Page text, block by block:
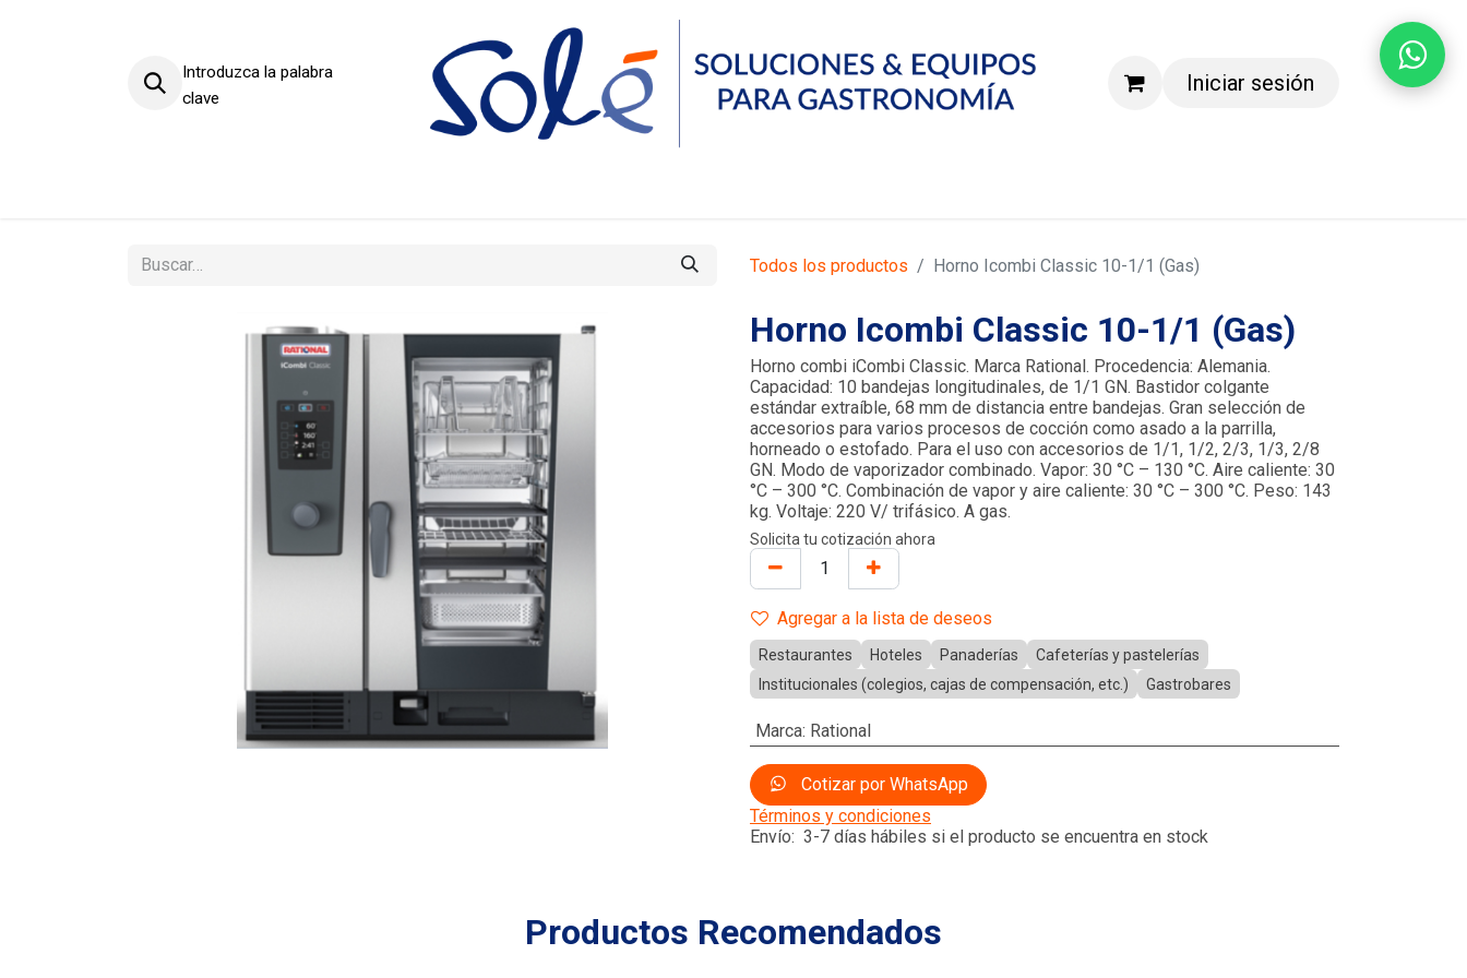
Introduzca la palabra
clave
Iniciar sesión
Todos los productos Horno Icombi Classic 10-1/1 (Gas)
Horno Icombi Classic 10-1/1 (Gas)
Horno combi iCombi Classic. Marca Rational. Procedencia: Alemania.
Capacidad: 10 bandejas longitudinales, de 1/1 GN. Bastidor colgante
estándar extraíble, 68 mm de distancia entre bandejas. Gran selección de
accesorios para varios procesos de cocción como asado a la parrilla,
horneado o estofado. Para el uso con accesorios de 1/1, 1/2, 2/3, 1/3, 2/8
GN. Modo de vaporizador combinado. Vapor: 30 °C – 130 °C. Aire caliente: 30
°C – 300 °C. Combinación de vapor y aire caliente: 30 °C – 300 °C. Peso: 143
kg. Voltaje: 220 V/ trifásico. A gas.
Solicita tu cotización ahora
Agregar a la lista de deseos
Restaurantes Hoteles Panaderías
Cafeterías y pastelerías
Institucionales (colegios, cajas de compensación, etc.)
Gastrobares
Marca: Rational
Cotizar por WhatsApp
Términos y condiciones
Envío: 3-7 días hábiles si el producto se encuentra en stock
Productos Recomendados